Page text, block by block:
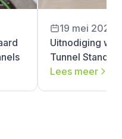
19 mei 2026
Uitnodiging
Tunnel
Lees meer